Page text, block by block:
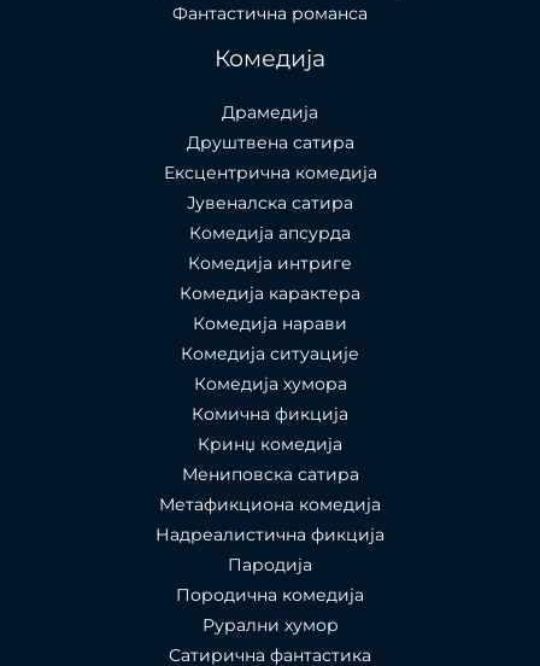
Фантастична романса
Комедија
Драмедија
Друштвена сатира
Ексцентрична комедија
Јувеналска сатира
Комедија апсурда
Комедија интриге
Комедија карактера
Комедија нарави
Комедија ситуације
Комедија хумора
Комична фикција
Кринџ комедија
Мениповска сатира
Метафикциона комедија
Надреалистична фикција
Пародија
Породична комедија
Рурални хумор
Сатирична фантастика